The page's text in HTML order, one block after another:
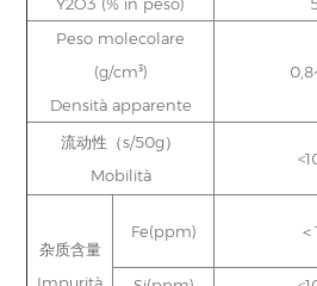
Y2O3 (% in peso)
Peso molecolare
(g/cm³)
Densità apparente
流动性（s/50g）
Mobilità
杂质含量
Fe(ppm)